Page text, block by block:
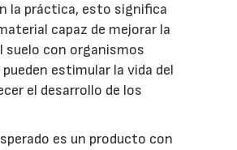
la práctica, esto significa
capaz de mejorar la
suelo con organismos
estimular la vida del
el desarrollo de los
es un producto con